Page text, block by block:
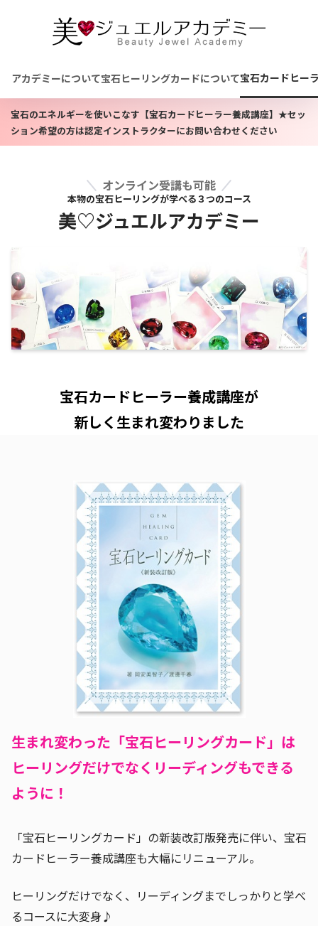
アカデミーについて宝石ヒーリングカードについて宝石カードヒー
宝石のエネルギーを使いこなす【宝石カードヒーラー養成講座】★セッ
ション希望の方は認定インストラクターにお問い合わせください
オンライン受講も可能
本物の宝石ヒーリングが学べる ３つのコース
美♡ジュエルアカデミー
宝石カードヒーラー養成講座が
新しく生まれ変わりました
生まれ変わった「宝石ヒーリングカード」は
ヒーリングだけでなくリーディングもできる
ように！
「宝石ヒーリングカード」の新装改訂版発売に伴い、宝石
カードヒーラー養成講座も大幅にリニューアル。
ヒーリングだけでなく、リーディングまでしっかりと学べ
るコースに大変身♪